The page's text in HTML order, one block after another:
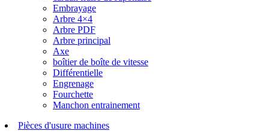
Embrayage
Arbre 4×4
Arbre PDF
Arbre principal
Axe
boîtier de boîte de vitesse
Différentielle
Engrenage
Fourchette
Manchon entrainement
Pièces d'usure machines